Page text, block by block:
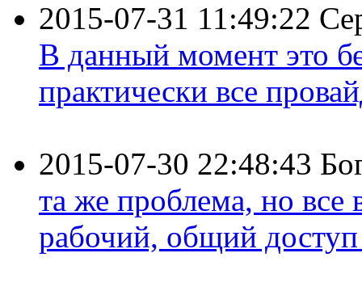
2015-07-31 11:49:22
В данный момент это
практически все
2015-07-30 22:48:43
та же проблема, но все
рабочий, общий доступ